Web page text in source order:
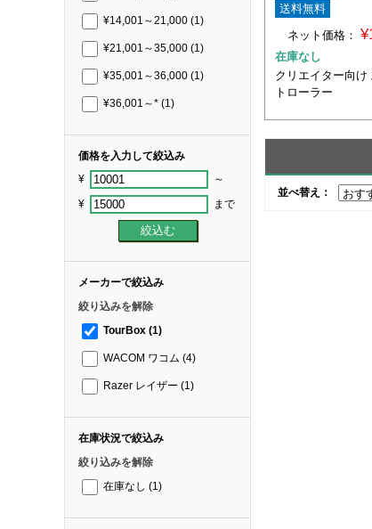
¥14,001～21,000 (1)
¥21,001～35,000 (1)
¥35,001～36,000 (1)
¥36,001～* (1)
価格を入力して絞込み
¥ ～
¥ まで
メーカーで絞込み
絞り込みを解除
TourBox (1)
WACOM ワコム (4)
Razer レイザー (1)
在庫状況で絞込み
絞り込みを解除
在庫なし (1)
送料無料
ネット価格：
在庫なし
クリエイター向け
トローラー
並べ替え：